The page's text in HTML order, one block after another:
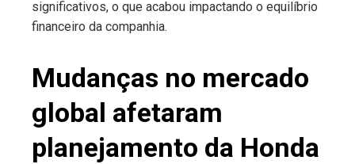
significativos, o que acabou impactando o equilíbrio
financeiro da companhia.
Mudanças no mercado
global afetaram
planejamento da Honda